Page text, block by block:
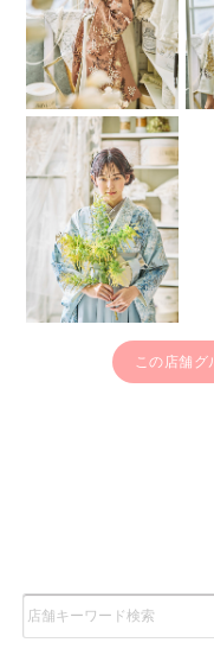
この店舗